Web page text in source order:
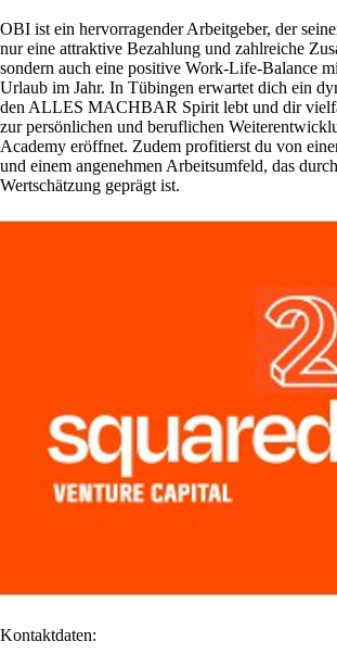
OBI ist ein hervorragender Arbeitgeber, der
nur eine attraktive Bezahlung und zahlreiche
sondern auch eine positive Work-Life-Balance
Urlaub im Jahr. In Tübingen erwartet dich ein
den ALLES MACHBAR Spirit lebt und dir
zur persönlichen und beruflichen
Academy eröffnet. Zudem profitierst du von
und einem angenehmen Arbeitsumfeld, das
Wertschätzung geprägt ist.
Kontaktdaten: